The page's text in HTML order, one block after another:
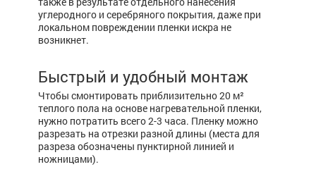
углеродного и серебряного покрытия, даже при
локальном повреждении пленки искра не
возникнет.
Быстрый и удобный монтаж
Чтобы смонтировать приблизительно 20 м²
теплого пола на основе нагревательной пленки,
нужно потратить всего 2-3 часа. Пленку можно
разрезать на отрезки разной длины (места для
разреза обозначены пунктирной линией и
ножницами).